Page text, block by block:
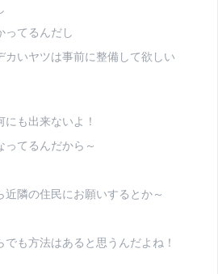
ってるんだし
カいヤツは事前に整備して欲しい
も出来ないよ！
ってるんだから～
隣の住民にお願いするとか～
も方法はあると思うんだよね！